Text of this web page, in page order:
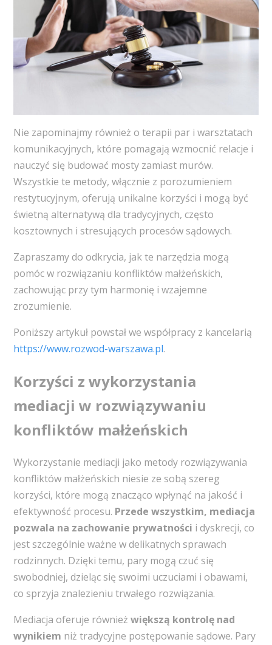
Nie zapominajmy również o terapii par i warsztatach
komunikacyjnych, które pomagają wzmocnić relacje i
nauczyć się budować mosty zamiast murów.
Wszystkie te metody, włącznie z porozumieniem
restytucyjnym, oferują unikalne korzyści i mogą być
świetną alternatywą dla tradycyjnych, często
kosztownych i stresujących procesów sądowych.
Zapraszamy do odkrycia, jak te narzędzia mogą
pomóc w rozwiązaniu konfliktów małżeńskich,
zachowując przy tym harmonię i wzajemne
zrozumienie.
Poniższy artykuł powstał we współpracy z kancelarią
https://www.rozwod-warszawa.pl.
Korzyści z wykorzystania
mediacji w rozwiązywaniu
konfliktów małżeńskich
Wykorzystanie mediacji jako metody rozwiązywania
konfliktów małżeńskich niesie ze sobą szereg
korzyści, które mogą znacząco wpłynąć na jakość i
efektywność procesu. Przede wszystkim, mediacja
pozwala na zachowanie prywatności i dyskrecji, co
jest szczególnie ważne w delikatnych sprawach
rodzinnych. Dzięki temu, pary mogą czuć się
swobodniej, dzieląc się swoimi uczuciami i obawami,
co sprzyja znalezieniu trwałego rozwiązania.
Mediacja oferuje również większą kontrolę nad
wynikiem niż tradycyjne postępowanie sądowe. Pary